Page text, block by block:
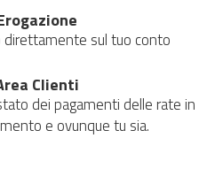
direttamente sul tuo conto
Clienti
dei pagamenti delle rate in
e ovunque tu sia.